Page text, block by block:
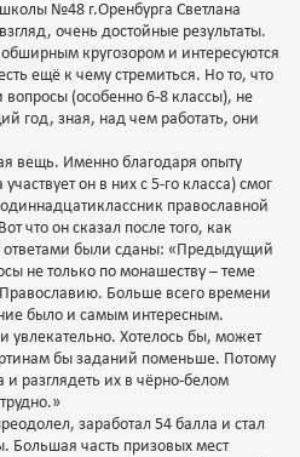
№48 г.Оренбурга Светлана
очень достойные результаты.
кругозором и интересуются
ещё к чему стремиться. Но то, что
(особенно 6-8 классы), не
год, зная, над чем работать, они
вещь. Именно благодаря опыту
он в них с 5-го класса) смог
православной
что он сказал после того, как
ответами были сданы: «Предыдущий
не только по монашеству – теме
Больше всего времени
было и самым интересным.
увлекательно. Хотелось бы, может
бы заданий поменьше. Потому
разглядеть их в чёрно-белом
заработал 54 балла и стал
Большая часть призовых мест